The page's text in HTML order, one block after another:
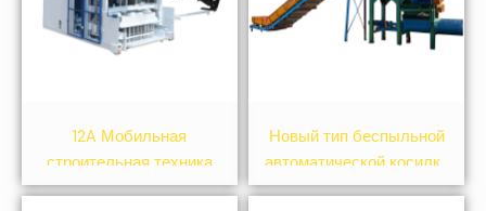
12A Мобильная
строительная техника
для производства
Новый тип беспыльной
автоматической косилки
для травы